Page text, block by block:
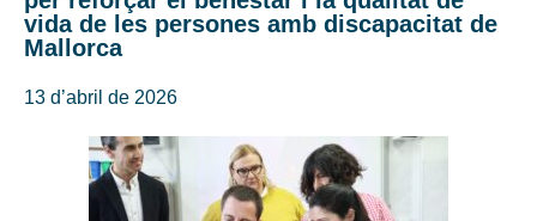
vida de les persones amb discapacitat de
Mallorca
13 d’abril de 2026